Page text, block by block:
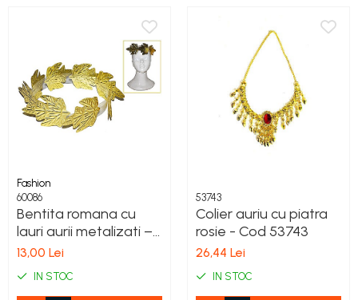
Fashion
60086
Bentita romana cu
lauri aurii metalizati –
accesoriu costum -
13,00 Lei
IN STOC
53743
Colier auriu cu piatra
rosie - Cod 53743
26,44 Lei
IN STOC